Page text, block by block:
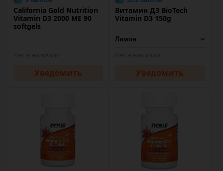
California Gold Nutrition
Vitamin D3 2000 МЕ 90
softgels
Уведомить
Витамин Д3 BioTech
Vitamin D3 150g
Уведомить